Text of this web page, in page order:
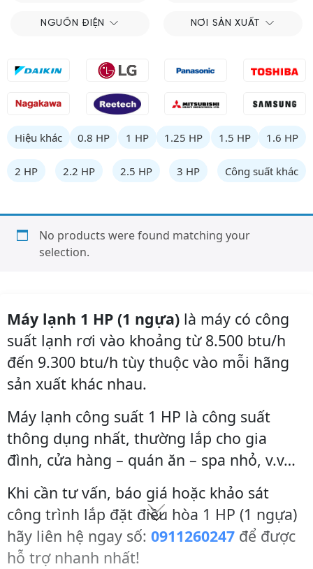
NGUỒN ĐIỆN NƠI SẢN XUẤT
Hiệu khác 0.8 HP 1 HP 1.25 HP 1.5 HP 1.6 HP
2 HP 2.2 HP 2.5 HP 3 HP Công suất khác
No products were found matching your
selection.
Máy lạnh 1 HP (1 ngựa) là máy có công
suất lạnh rơi vào khoảng từ 8.500 btu/h
đến 9.300 btu/h tùy thuộc vào mỗi hãng
sản xuất khác nhau.
Máy lạnh công suất 1 HP là công suất
thông dụng nhất, thường lắp cho gia
đình, cửa hàng – quán ăn – spa nhỏ, v.v…
Khi cần tư vấn, báo giá hoặc khảo sát
công trình lắp đặt điều hòa 1 HP (1 ngựa)
hãy liên hệ ngay số: 0911260247 để được
hỗ trợ nhanh nhất!